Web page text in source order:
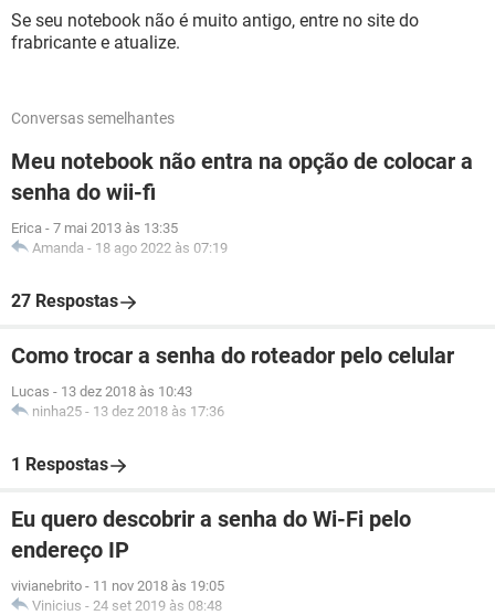
Se seu notebook não é muito antigo, entre no site do
frabricante e atualize.
Conversas semelhantes
Meu notebook não entra na opção de colocar a
senha do wii-fi
Erica - 7 mai 2013 às 13:35
Amanda - 18 ago 2022 às 07:19
27 Respostas
Como trocar a senha do roteador pelo celular
Lucas - 13 dez 2018 às 10:43
ninha25 - 13 dez 2018 às 17:36
1 Respostas
Eu quero descobrir a senha do Wi-Fi pelo
endereço IP
vivianebrito - 11 nov 2018 às 19:05
Vinicius - 24 set 2019 às 08:48